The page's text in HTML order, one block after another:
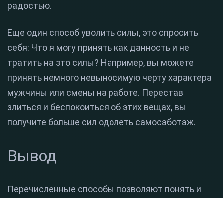
радостью.
Еще один способ уволить силы, это спросить
себя: Что я могу принять как данность и не
тратить на это силы? Например, вы можете
принять немного невыносимую черту характера
мужчины или смены на работе. Перестав
злиться и беспокоиться об этих вещах, вы
получите больше сил одолеть самосаботаж.
Вывод
Перечисленные способы позволяют понять и